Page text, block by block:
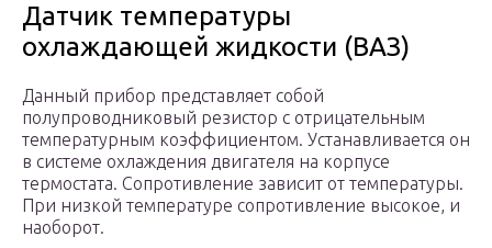
Датчик температуры
охлаждающей жидкости (ВАЗ)
Данный прибор представляет собой
полупроводниковый резистор с отрицательным
температурным коэффициентом. Устанавливается он
в системе охлаждения двигателя на корпусе
термостата. Сопротивление зависит от температуры.
При низкой температуре сопротивление высокое, и
наоборот.